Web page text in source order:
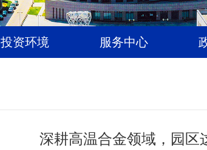
投资环境 服务中心
深耕高温合金领域，园区